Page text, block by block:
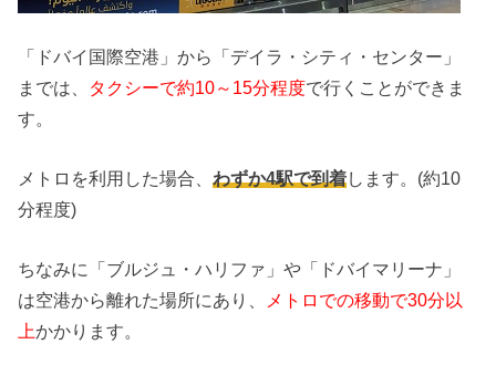
「ドバイ国際空港」から「デイラ・シティ・センター」
までは、 タクシーで約10～15分程度で行くことができま
す。
メトロを利用した場合、わずか4駅で到着します。(約10
分程度)
ちなみに「ブルジュ・ハリファ」や「ドバイマリーナ」
は空港から離れた場所にあり、
メトロでの移動で30分以
上かかります。